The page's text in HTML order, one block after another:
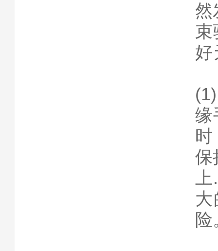
然
好
缘
保